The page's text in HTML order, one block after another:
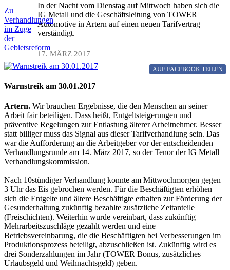
Zu
Verhandlungen
im Zuge
der
Gebietsreform
In der Nacht vom Dienstag auf Mittwoch haben sich die
IG Metall und die Geschäftsleitung von TOWER
Automotive in Artern auf einen neuen Tarifvertrag
verständigt.
17. MÄRZ 2017
AUF FACEBOOK TEILEN
Warnstreik am 30.01.2017
Artern. Wir brauchen Ergebnisse, die den Menschen an seiner
Arbeit fair beteiligen. Dass heißt, Entgeltsteigerungen und
präventive Regelungen zur Entlastung älterer Arbeitnehmer. Besser
statt billiger muss das Signal aus dieser Tarifverhandlung sein. Das
war die Aufforderung an die Arbeitgeber vor der entscheidenden
Verhandlungsrunde am 14. März 2017, so der Tenor der IG Metall
Verhandlungskommission.
Nach 10stündiger Verhandlung konnte am Mittwochmorgen gegen
3 Uhr das Eis gebrochen werden. Für die Beschäftigten erhöhen
sich die Entgelte und ältere Beschäftigte erhalten zur Förderung der
Gesunderhaltung zukünftig bezahlte zusätzliche Zeitanteile
(Freischichten). Weiterhin wurde vereinbart, dass zukünftig
Mehrarbeitszuschläge gezahlt werden und eine
Betriebsvereinbarung, die die Beschäftigten bei Verbesserungen im
Produktionsprozess beteiligt, abzuschließen ist. Zukünftig wird es
drei Sonderzahlungen im Jahr (TOWER Bonus, zusätzliches
Urlaubsgeld und Weihnachtsgeld) geben.